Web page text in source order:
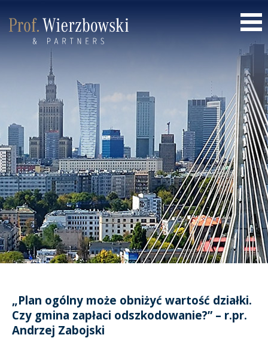
„Plan ogólny może obniżyć wartość działki.
Czy gmina zapłaci odszkodowanie?” – r.pr.
Andrzej Zabojski